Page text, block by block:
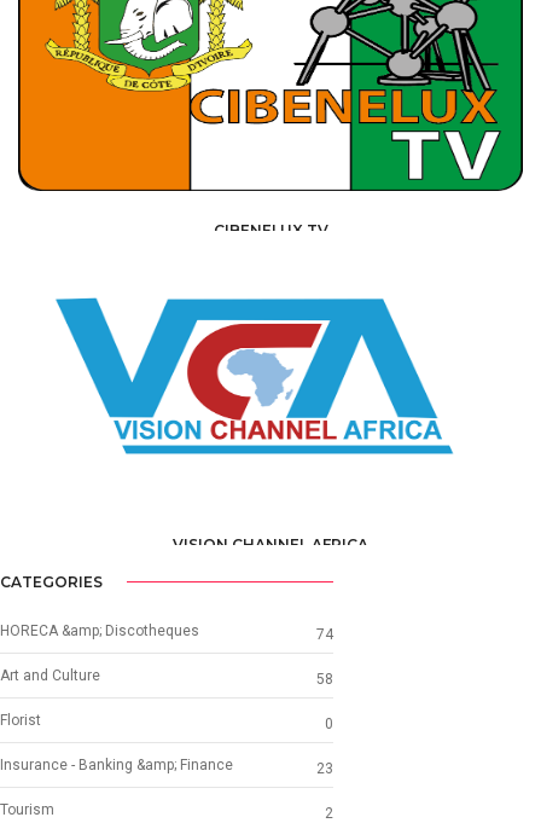
CIBENELUX TV
VISION CHANNEL AFRICA
CATEGORIES
HORECA &amp; Discotheques 74
Art and Culture 58
Florist 0
Insurance - Banking &amp; Finance 23
Tourism 2